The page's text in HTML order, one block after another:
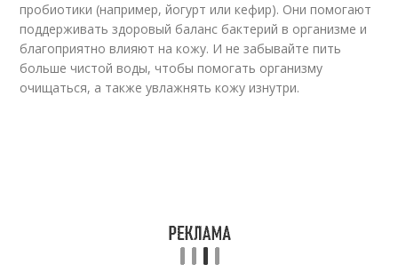
пробиотики (например, йогурт или кефир). Они помогают
поддерживать здоровый баланс бактерий в организме и
благоприятно влияют на кожу. И не забывайте пить
больше чистой воды, чтобы помогать организму
очищаться, а также увлажнять кожу изнутри.